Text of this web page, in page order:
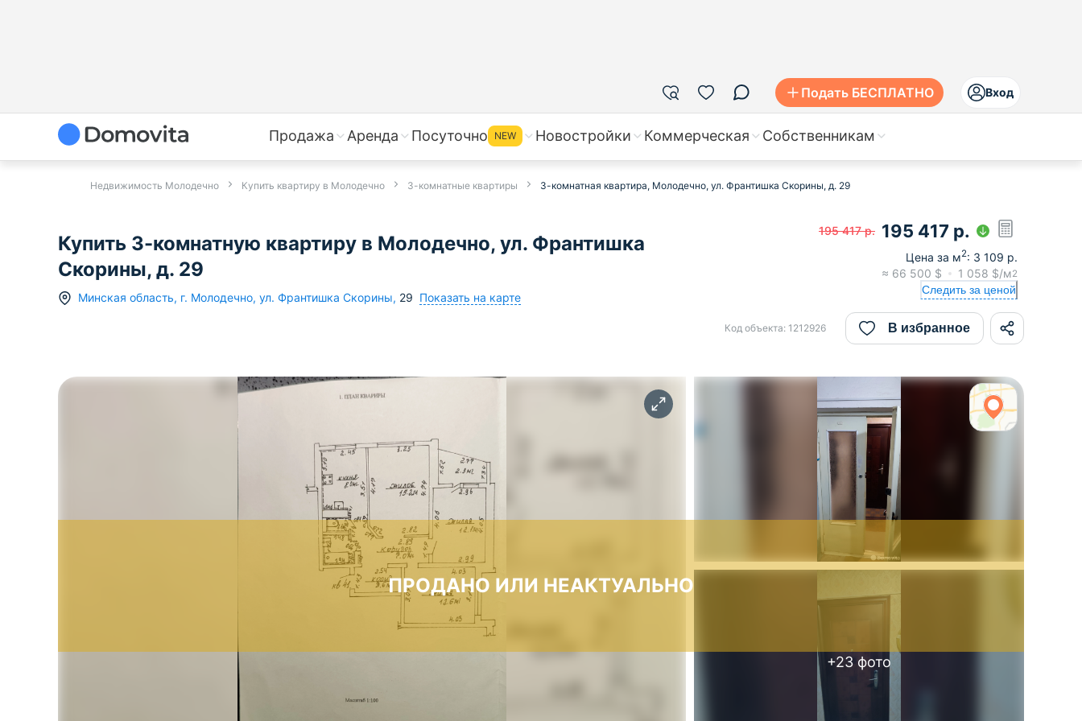
Подать БЕСПЛАТНО Вход
Продажа Аренда Посуточно NEW Новостройки Коммерческая Собственникам
Недвижимость Молодечно Купить квартиру в Молодечно 3-комнатные квартиры 3-комнатная квартира, Молодечно, ул. Франтишка Скорины, д. 29
Купить 3-комнатную квартиру в Молодечно, ул. Франтишка
Скорины, д. 29
Минская область, г. Молодечно, ул. Франтишка Скорины, 29 Показать на карте
195 417 р. 195 417 р.
Цена за м2: 3 109 р.
≈ 66 500 $ 1 058 $/м2
Следить за ценой
Код объекта: 1212926 В избранное
ПРОДАНО ИЛИ НЕАКТУАЛЬНО
+23 фото